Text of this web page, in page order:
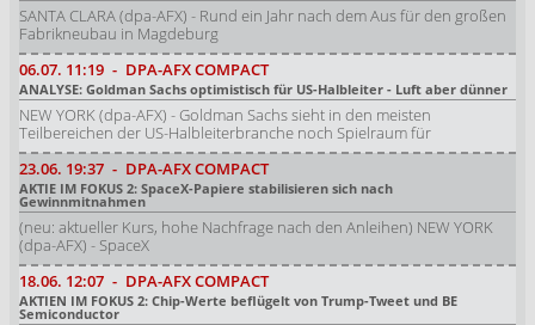
SANTA CLARA (dpa-AFX) - Rund ein Jahr nach dem Aus für den großen
Fabrikneubau in Magdeburg
06.07. 11:19 - DPA-AFX COMPACT
ANALYSE: Goldman Sachs optimistisch für US-Halbleiter - Luft aber dünner
NEW YORK (dpa-AFX) - Goldman Sachs sieht in den meisten
Teilbereichen der US-Halbleiterbranche noch Spielraum für
23.06. 19:37 - DPA-AFX COMPACT
AKTIE IM FOKUS 2: SpaceX-Papiere stabilisieren sich nach
Gewinnmitnahmen
(neu: aktueller Kurs, hohe Nachfrage nach den Anleihen) NEW YORK
(dpa-AFX) - SpaceX
18.06. 12:07 - DPA-AFX COMPACT
AKTIEN IM FOKUS 2: Chip-Werte beflügelt von Trump-Tweet und BE
Semiconductor